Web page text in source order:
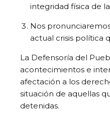
integridad física de
Nos
actual crisis política
La Defensoría del
acontecimientos e
afectación a los
situación de aquellas
detenidas.